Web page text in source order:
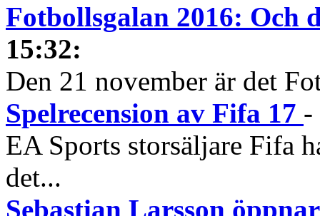
Fotbollsgalan 2016: Och
15:32:
Den 21 november är det
Spelrecension av Fifa 17 -
EA Sports storsäljare Fifa
det...
Sebastian Larsson